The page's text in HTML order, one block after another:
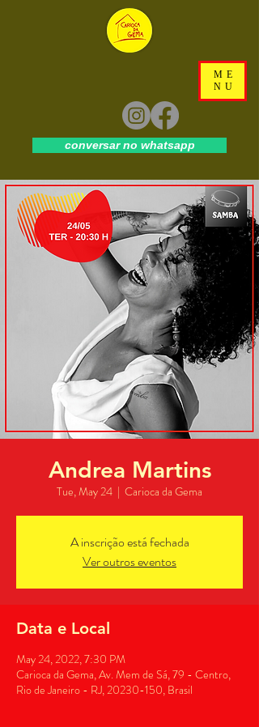
ME
NU
conversar no whatsapp
Andrea Martins
Tue, May 24
  |
Carioca da Gema
A inscrição está fechada
Ver outros eventos
Data e Local
May 24, 2022, 7:30 PM
Carioca da Gema, Av. Mem de Sá, 79 - Centro,
Rio de Janeiro - RJ, 20230-150, Brasil